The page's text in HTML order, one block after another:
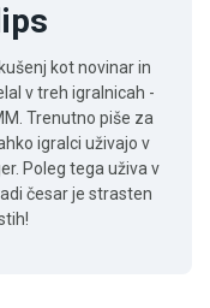
kot novinar in
v treh igralnicah -
Trenutno piše za
igralci uživajo v
Poleg tega uživa v
česar je strasten